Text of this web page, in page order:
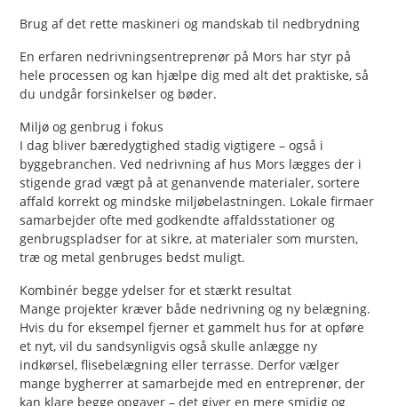
Brug af det rette maskineri og mandskab til nedbrydning
En erfaren nedrivningsentreprenør på Mors har styr på
hele processen og kan hjælpe dig med alt det praktiske, så
du undgår forsinkelser og bøder.
Miljø og genbrug i fokus
I dag bliver bæredygtighed stadig vigtigere – også i
byggebranchen. Ved nedrivning af hus Mors lægges der i
stigende grad vægt på at genanvende materialer, sortere
affald korrekt og mindske miljøbelastningen. Lokale firmaer
samarbejder ofte med godkendte affaldsstationer og
genbrugspladser for at sikre, at materialer som mursten,
træ og metal genbruges bedst muligt.
Kombinér begge ydelser for et stærkt resultat
Mange projekter kræver både nedrivning og ny belægning.
Hvis du for eksempel fjerner et gammelt hus for at opføre
et nyt, vil du sandsynligvis også skulle anlægge ny
indkørsel, flisebelægning eller terrasse. Derfor vælger
mange bygherrer at samarbejde med en entreprenør, der
kan klare begge opgaver – det giver en mere smidig og